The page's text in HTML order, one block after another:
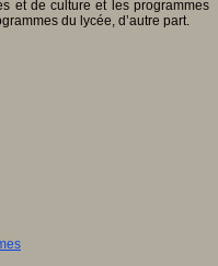
et de culture et les programmes
du lycée, d’autre part.